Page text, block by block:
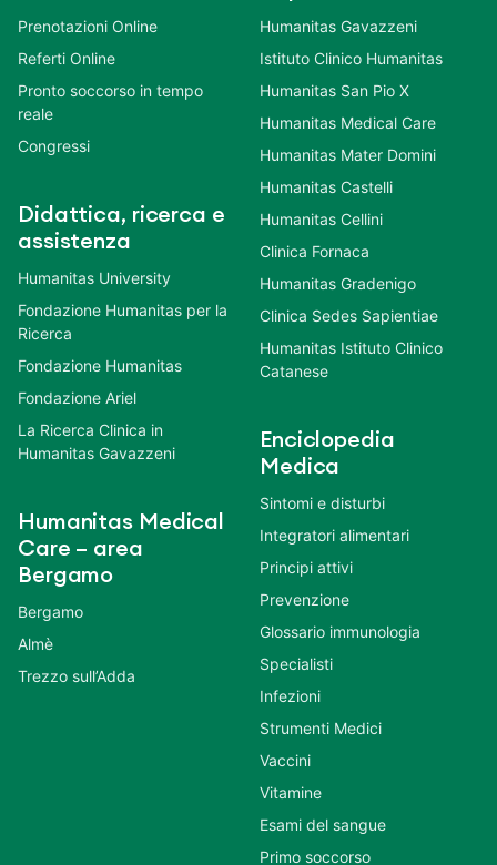
Prenotazioni Online
Referti Online
Pronto soccorso in tempo
reale
Congressi
Didattica, ricerca e
assistenza
Humanitas University
Fondazione Humanitas per la
Ricerca
Fondazione Humanitas
Fondazione Ariel
La Ricerca Clinica in
Humanitas Gavazzeni
Humanitas Medical
Care – area
Bergamo
Bergamo
Almè
Trezzo sull’Adda
Humanitas Gavazzeni
Istituto Clinico Humanitas
Humanitas San Pio X
Humanitas Medical Care
Humanitas Mater Domini
Humanitas Castelli
Humanitas Cellini
Clinica Fornaca
Humanitas Gradenigo
Clinica Sedes Sapientiae
Humanitas Istituto Clinico
Catanese
Enciclopedia
Medica
Sintomi e disturbi
Integratori alimentari
Principi attivi
Prevenzione
Glossario immunologia
Specialisti
Infezioni
Strumenti Medici
Vaccini
Vitamine
Esami del sangue
Primo soccorso